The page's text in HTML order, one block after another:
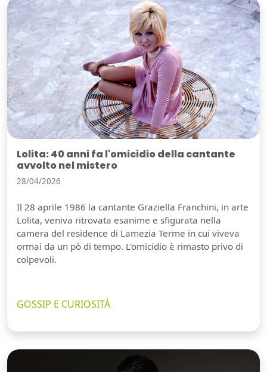
Lolita: 40 anni fa l'omicidio della cantante
avvolto nel mistero
28/04/2026
Il 28 aprile 1986 la cantante Graziella Franchini, in arte
Lolita, veniva ritrovata esanime e sfigurata nella
camera del residence di Lamezia Terme in cui viveva
ormai da un pò di tempo. L'omicidio è rimasto privo di
colpevoli.
GOSSIP E CURIOSITÀ